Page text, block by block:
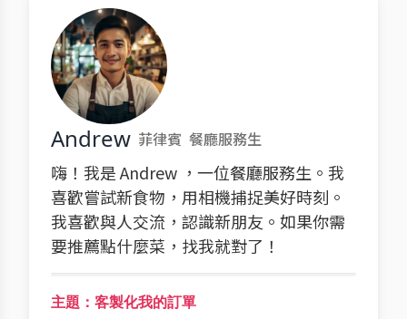
Andrew 菲律賓 餐廳服務生
嗨！我是 Andrew ，一位餐廳服務生。我
喜歡嘗試新食物，用相機捕捉美好時刻。
我喜歡與人交流，認識新朋友。如果你需
要推薦點什麼菜，找我就對了！
主題：客製化我的訂單